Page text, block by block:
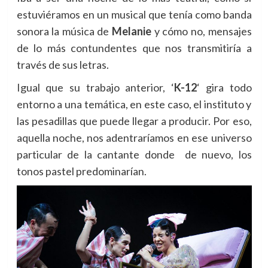
estuviéramos en un musical que tenía como banda
sonora la música de Melanie y cómo no, mensajes
de lo más contundentes que nos transmitiría a
través de sus letras.
Igual que su trabajo anterior, ‘K-12‘ gira todo
entorno a una temática, en este caso, el instituto y
las pesadillas que puede llegar a producir. Por eso,
aquella noche, nos adentraríamos en ese universo
particular de la cantante donde de nuevo, los
tonos pastel predominarían.